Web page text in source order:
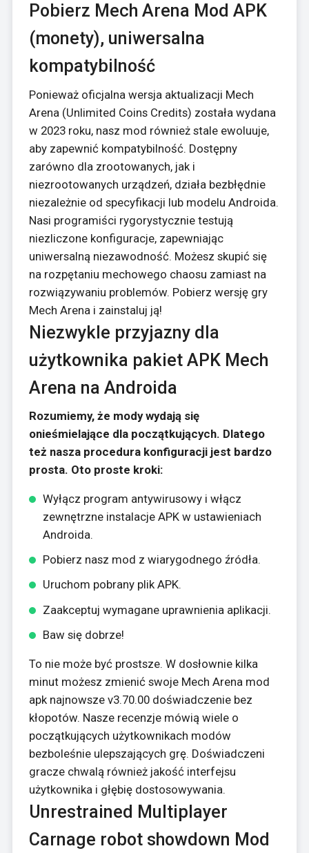
Pobierz Mech Arena Mod APK
(monety), uniwersalna
kompatybilność
Ponieważ oficjalna wersja aktualizacji Mech
Arena (Unlimited Coins Credits) została wydana
w 2023 roku, nasz mod również stale ewoluuje,
aby zapewnić kompatybilność. Dostępny
zarówno dla zrootowanych, jak i
niezrootowanych urządzeń, działa bezbłędnie
niezależnie od specyfikacji lub modelu Androida.
Nasi programiści rygorystycznie testują
niezliczone konfiguracje, zapewniając
uniwersalną niezawodność. Możesz skupić się
na rozpętaniu mechowego chaosu zamiast na
rozwiązywaniu problemów. Pobierz wersję gry
Mech Arena i zainstaluj ją!
Niezwykle przyjazny dla
użytkownika pakiet APK Mech
Arena na Androida
Rozumiemy, że mody wydają się
onieśmielające dla początkujących. Dlatego
też nasza procedura konfiguracji jest bardzo
prosta. Oto proste kroki:
Wyłącz program antywirusowy i włącz
zewnętrzne instalacje APK w ustawieniach
Androida.
Pobierz nasz mod z wiarygodnego źródła.
Uruchom pobrany plik APK.
Zaakceptuj wymagane uprawnienia aplikacji.
Baw się dobrze!
To nie może być prostsze. W dosłownie kilka
minut możesz zmienić swoje Mech Arena mod
apk najnowsze v3.70.00 doświadczenie bez
kłopotów. Nasze recenzje mówią wiele o
początkujących użytkownikach modów
bezboleśnie ulepszających grę. Doświadczeni
gracze chwalą również jakość interfejsu
użytkownika i głębię dostosowywania.
Unrestrained Multiplayer
Carnage robot showdown Mod